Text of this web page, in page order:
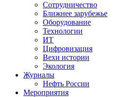
Сотрудничество
Ближнее зарубежье
Оборудование
Технологии
ИТ
Цифровизация
Вехи истории
Экология
Журналы
Нефть России
Мероприятия